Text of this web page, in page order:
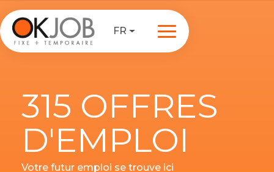
FR
315 OFFRES
D'EMPLOI
Votre futur emploi se trouve ici